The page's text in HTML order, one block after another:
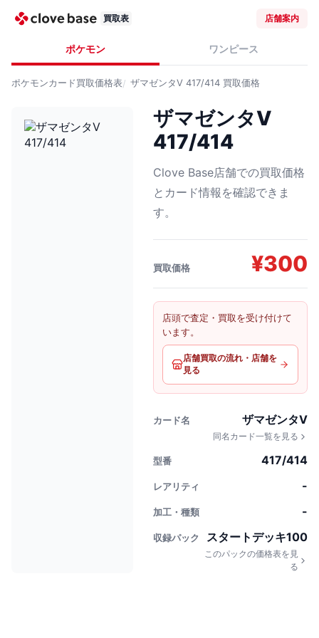
買取表 店舗案内
ポケモン ワンピース
ポケモンカード買取価格表 ザマゼンタV 417/414 買取価格
ザマゼンタV
417/414
Clove Base店舗での買取価格
とカード情報を確認できま
す。
買取価格 ¥300
店頭で査定・買取を受け付けて
います。
店舗買取の流れ・店舗を
見る
カード名 ザマゼンタV
同名カード一覧を見る
型番 417/414
レアリティ -
加工・種類 -
収録パック スタートデッキ100
このパックの価格表を見
る